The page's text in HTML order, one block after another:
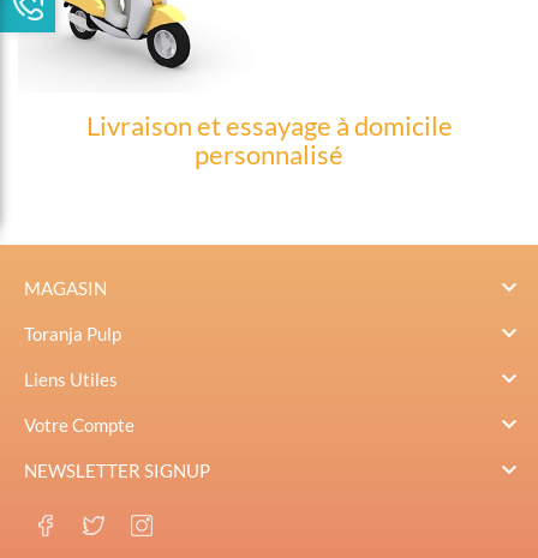
Livraison et essayage à domicile
personnalisé
MAGASIN 
Toranja Pulp 
Liens Utiles 
Votre Compte 
NEWSLETTER SIGNUP 